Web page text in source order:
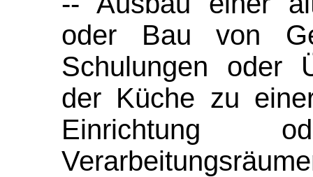
oder Bau von
Schulungen oder
der Küche zu
Einrichtung